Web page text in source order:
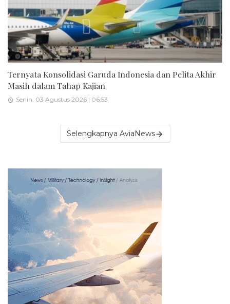
Ternyata Konsolidasi Garuda Indonesia dan Pelita Akhir
Masih dalam Tahap Kajian
Senin, 03 Agustus 2026 | 06:53
Selengkapnya AviaNews